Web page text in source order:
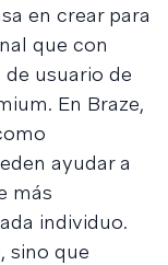
en crear para
que con
usuario de
En Braze,
ayudar a
más
individuo.
sino que